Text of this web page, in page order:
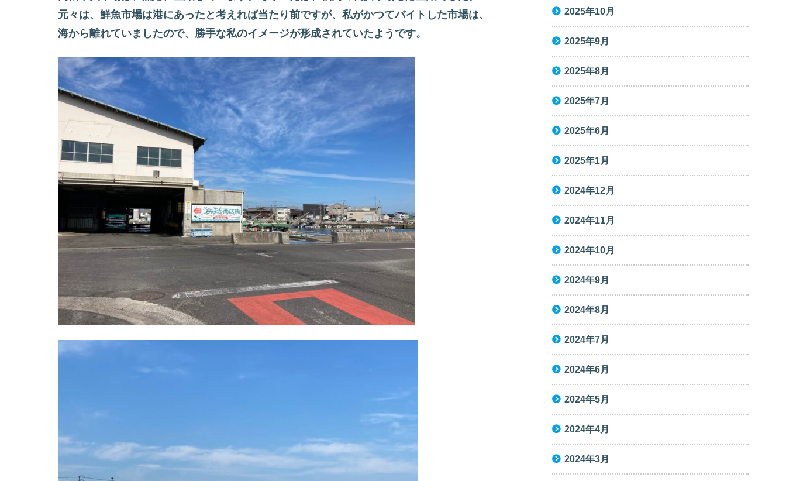
元々は、鮮魚市場は港にあったと考えれば当たり前ですが、私がかつてバイトした市場は、
海から離れていましたので、勝手な私のイメージが形成されていたようです。
2025年10月
2025年9月
2025年8月
2025年7月
2025年6月
2025年1月
2024年12月
2024年11月
2024年10月
2024年9月
2024年8月
2024年7月
2024年6月
2024年5月
2024年4月
2024年3月